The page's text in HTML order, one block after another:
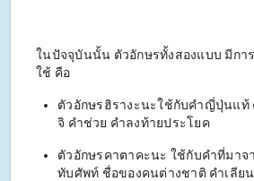
ในปัจจุบันนั้น ตัวอักษรทั้งสองแบบ มีกา
ใช้ คือ
ตัวอักษรฮิรางะนะใช้กับคำญี่ปุ่นแท้
จิ คำช่วย คำลงท้ายประโยค
ตัวอักษรคาตาคะนะ ใช้กับคำที่มาจ
ทับศัพท์ ชื่อของคนต่างชาติ คำเลีย